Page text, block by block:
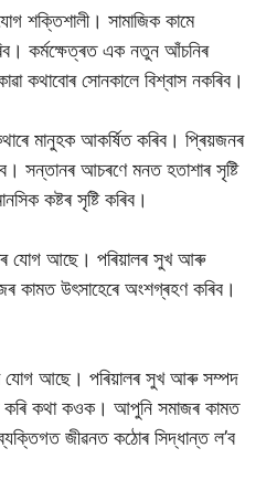
শক্তিশালী। সামাজিক কামে
কৰ্মক্ষেত্ৰত এক নতুন আঁচনিৰ
কথাবোৰ সোনকালে বিশ্বাস নকৰিব।
মানুহক আকৰ্ষিত কৰিব। প্ৰিয়জনৰ
সন্তানৰ আচৰণে মনত হতাশাৰ সৃষ্টি
কষ্টৰ সৃষ্টি কৰিব।
যোগ আছে। পৰিয়ালৰ সুখ আৰু
কামত উৎসাহেৰে অংশগ্ৰহণ কৰিব।
যোগ আছে। পৰিয়ালৰ সুখ আৰু সম্পদ
কৰি কথা কওক। আপুনি সমাজৰ কামত
জীৱনত কঠোৰ সিদ্ধান্ত ল’ব